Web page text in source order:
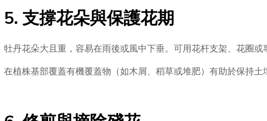
5. 支撐花朵與保護花期
牡丹花朵大且重，容易在雨後或風中下垂。可用花杆支架、花圈
在植株基部覆蓋有機覆蓋物（如木屑、稻草或堆肥）有助於保持